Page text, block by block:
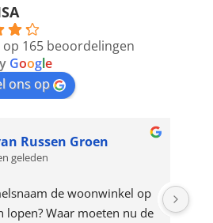
op 165 beoordelingen
Google
ons op
Russen Groen
geleden
de woonwinkel op
lopen? Waar moeten nu de